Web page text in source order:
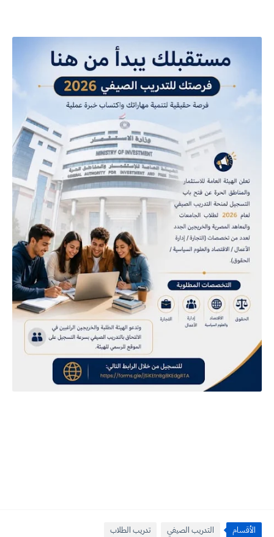
الأقسام التدريب الصيفي تدريب الطلاب